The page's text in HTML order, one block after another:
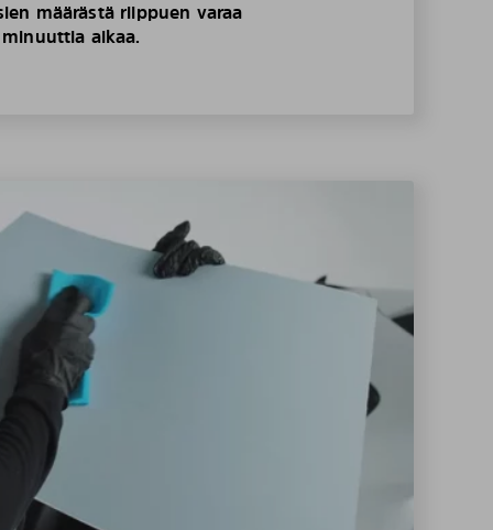
määrästä riippuen varaa
aikaa.